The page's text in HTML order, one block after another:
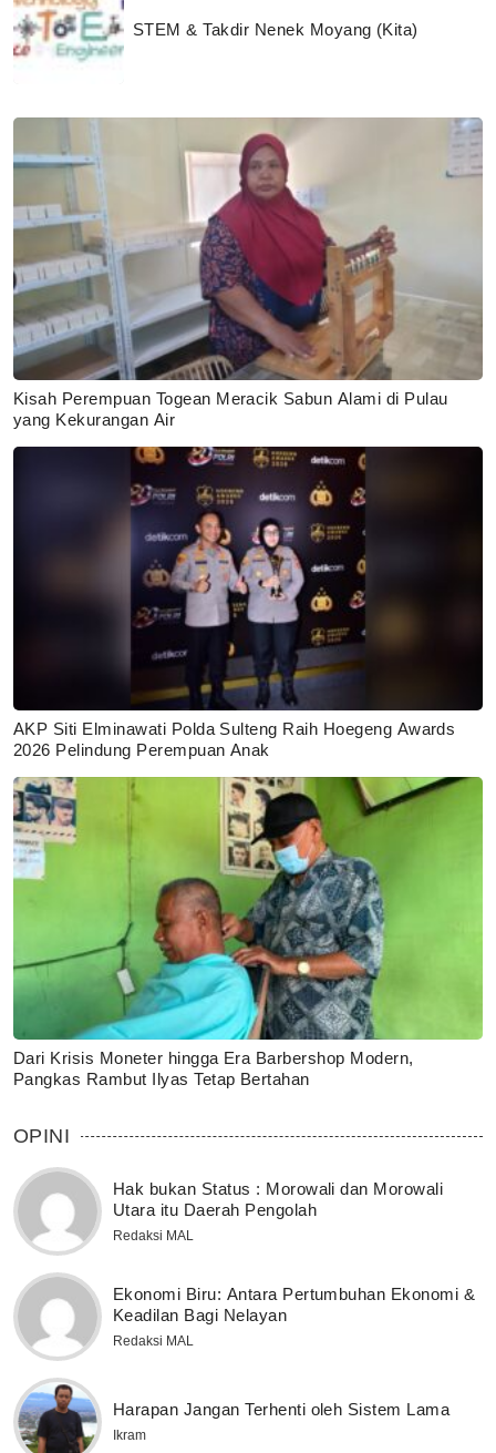
STEM & Takdir Nenek Moyang (Kita)
Kisah Perempuan Togean Meracik Sabun Alami di Pulau
yang Kekurangan Air
AKP Siti Elminawati Polda Sulteng Raih Hoegeng Awards
2026 Pelindung Perempuan Anak
Dari Krisis Moneter hingga Era Barbershop Modern,
Pangkas Rambut Ilyas Tetap Bertahan
OPINI
Hak bukan Status : Morowali dan Morowali
Utara itu Daerah Pengolah
Redaksi MAL
Ekonomi Biru: Antara Pertumbuhan Ekonomi &
Keadilan Bagi Nelayan
Redaksi MAL
Harapan Jangan Terhenti oleh Sistem Lama
Ikram